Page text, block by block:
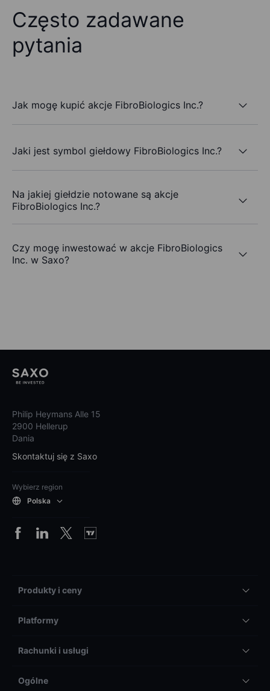
Często zadawane
pytania
Jak mogę kupić akcje FibroBiologics Inc.?
Jaki jest symbol giełdowy FibroBiologics Inc.?
Na jakiej giełdzie notowane są akcje
FibroBiologics Inc.?
Czy mogę inwestować w akcje FibroBiologics
Inc. w Saxo?
Philip Heymans Alle 15
2900 Hellerup
Dania
Skontaktuj się z Saxo
Wybierz region
Polska
Produkty i ceny
Platformy
Rachunki i usługi
Ogólne